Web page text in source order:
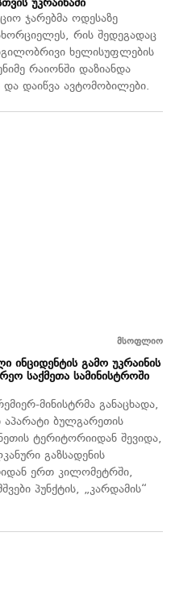
ჯარებმა ოდესაზე
რის შედეგადაც
ხელისუფლების
რაიონში დაზიანდა
დაიწვა ავტომობილები.
მსოფლიო
ინციდენტის გამო უკრაინის
საქმეთა სამინისტროში
მინისტრმა განაცხადა,
ბულგარეთის
ტერიტორიიდან შევიდა,
გაზსადენის
ერთ კილომეტრში,
პუნქტის, „კარდამის“